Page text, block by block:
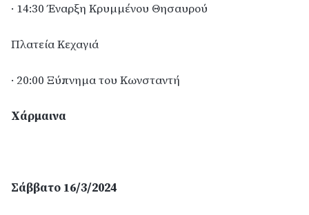
· 14:30 Έναρξη Κρυμμένου Θησαυρού
Πλατεία Κεχαγιά
· 20:00 Ξύπνημα του Κωνσταντή
Χάρμαινα
Σάββατο 16/3/2024